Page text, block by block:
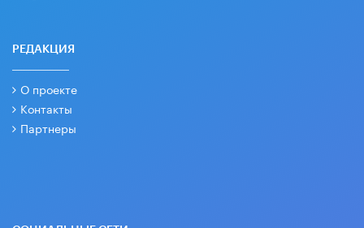
РЕДАКЦИЯ
О проекте
Контакты
Партнеры